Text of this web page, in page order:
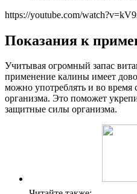
https://youtube.com/
Показания к
Учитывая огромный запас
применение калины имеет
можно употреблять и во время
организма. Это поможет
защитные силы организма.